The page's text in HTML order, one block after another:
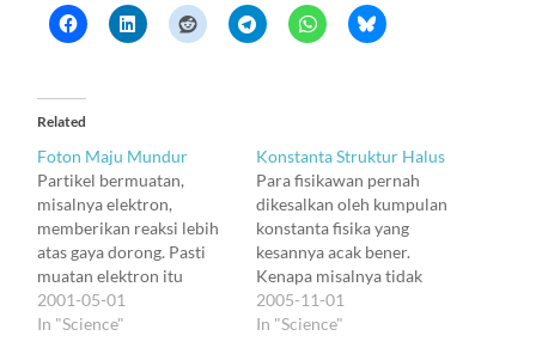
Related
Foton Maju Mundur
Partikel bermuatan,
misalnya elektron,
memberikan reaksi lebih
atas gaya dorong. Pasti
muatan elektron itu
berinteraksi dengan
sesuatu, tapi dengan apa?
2001-05-01
In "Science"
Konstanta Struktur Halus
Para fisikawan pernah
dikesalkan oleh kumpulan
konstanta fisika yang
kesannya acak bener.
Kenapa misalnya tidak
ada hubungan yang indah
antara kecepatan cahaya
2005-11-01
In "Science"